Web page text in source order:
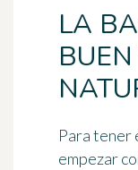
LA
Para tener
empezar